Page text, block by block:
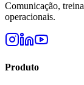
Comunicação,
operacionais.
Produto